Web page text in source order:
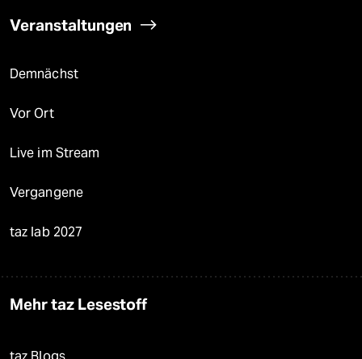
Veranstaltungen
Demnächst
Vor Ort
Live im Stream
Vergangene
taz lab 2027
Mehr taz Lesestoff
taz Blogs